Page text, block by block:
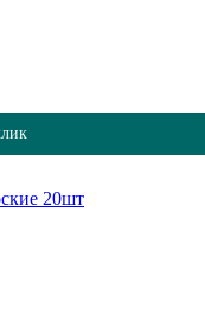
20шт